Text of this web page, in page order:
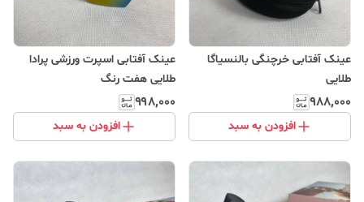
عینک آفتابی خرچنگی بالنسیاگا
طلایی
۹۸۸٬۰۰۰
افزودن به سبد
عینک آفتابی اسپرت ورزشی پرادا
طلایی هفت رنگ
۹۹۸٬۰۰۰
افزودن به سبد